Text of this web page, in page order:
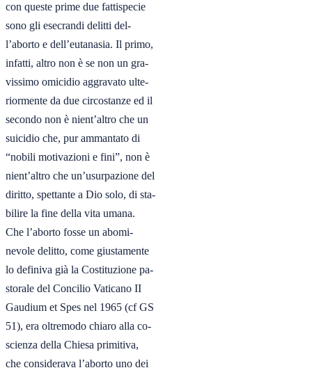
con queste prime due fattispecie
sono gli esecrandi delitti del-
l’aborto e dell’eutanasia. Il primo,
infatti, altro non è se non un gra-
vissimo omicidio aggravato ulte-
riormente da due circostanze ed il
secondo non è nient’altro che un
suicidio che, pur ammantato di
“nobili motivazioni e fini”, non è
nient’altro che un’usurpazione del
diritto, spettante a Dio solo, di sta-
bilire la fine della vita umana.
Che l’aborto fosse un abomi-
nevole delitto, come giustamente
lo definiva già la Costituzione pa-
storale del Concilio Vaticano II
Gaudium et Spes nel 1965 (cf GS
51), era oltremodo chiaro alla co-
scienza della Chiesa primitiva,
che considerava l’aborto uno dei